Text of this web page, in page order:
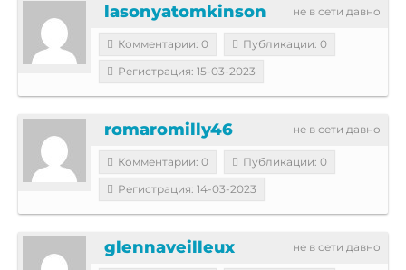
не в сети давно
lasonyatomkinson
Комментарии: 0
Публикации: 0
Регистрация: 15-03-2023
не в сети давно
romaromilly46
Комментарии: 0
Публикации: 0
Регистрация: 14-03-2023
не в сети давно
glennaveilleux